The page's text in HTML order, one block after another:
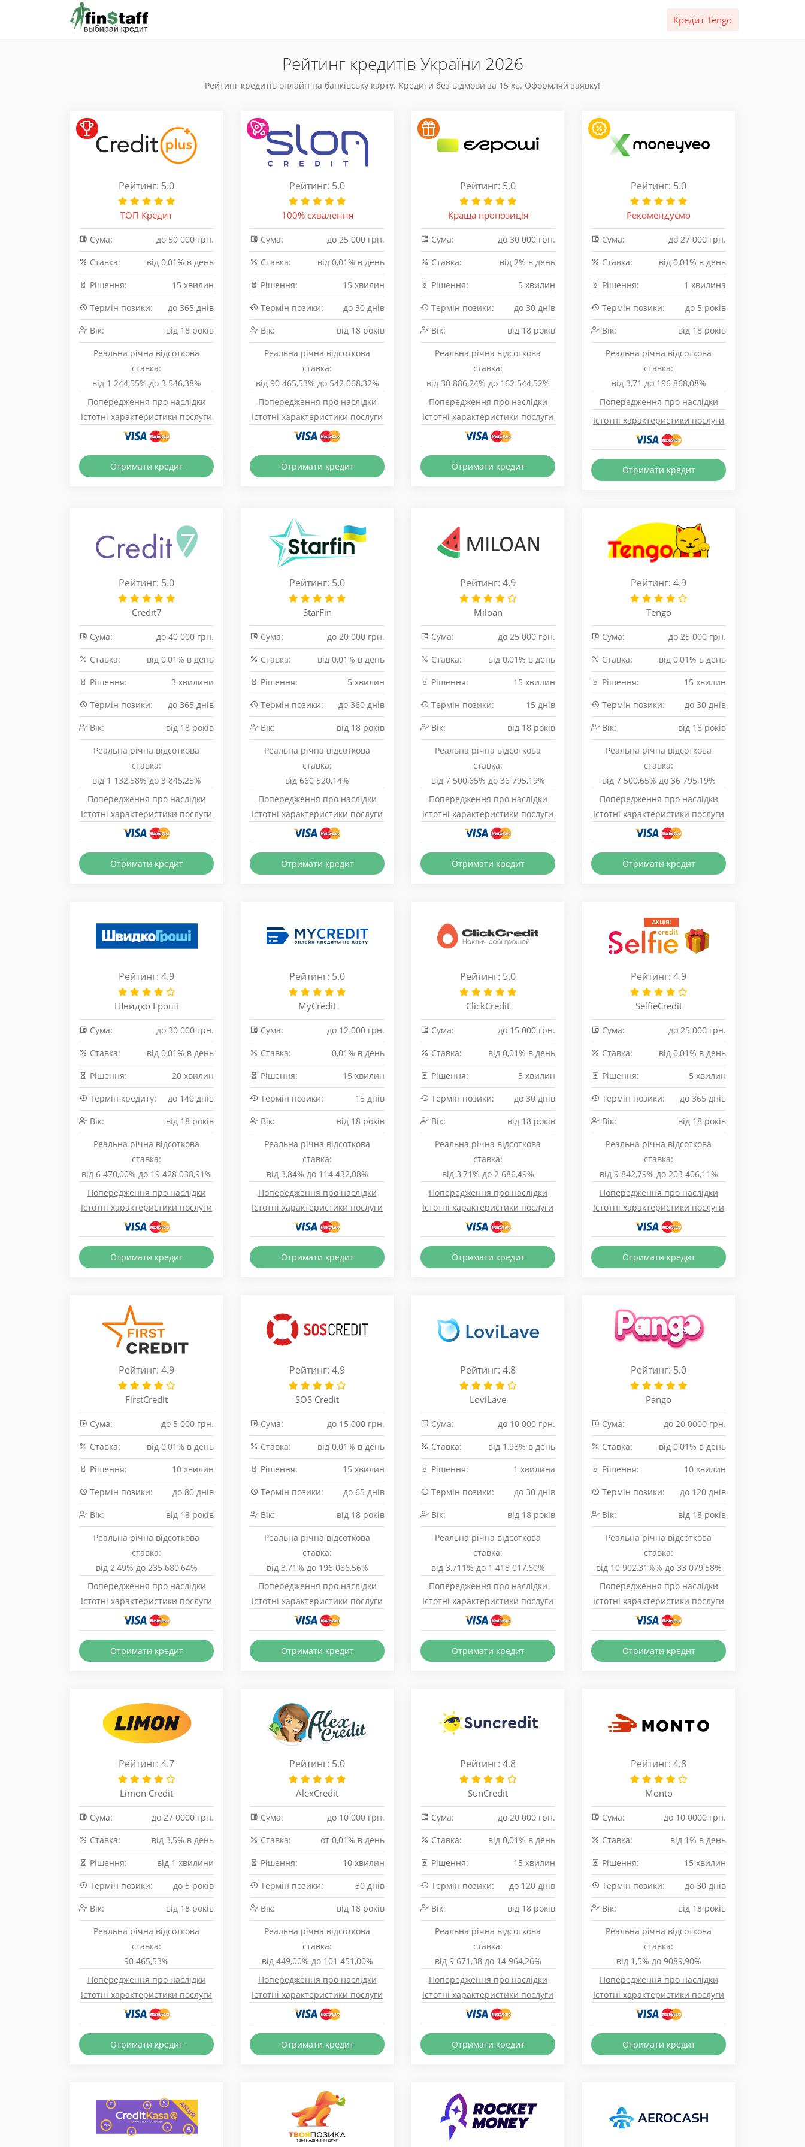
Кредит Tengo
Рейтинг кредитів України 2026
Рейтинг кредитів онлайн на банківську карту. Кредити без відмови за 15 хв. Оформляй заявку!
Рейтинг: 5.0
ТОП Кредит
Сума:
до 50 000 грн.
Cтавка:
від 0,01% в день
Рішення:
15 хвилин
Термін позики:
до 365 днів
Вік:
від 18 років
Реальна річна відсоткова
ставка:
від 1 244,55% до 3 546,38%
Попередження про наслідки
Істотні характеристики послуги
Отримати кредит
Рейтинг: 5.0
100% схвалення
Сума:
до 25 000 грн.
Cтавка:
від 0,01% в день
Рішення:
15 хвилин
Термін позики:
до 30 днів
Вік:
від 18 років
Реальна річна відсоткова
ставка:
від 90 465,53% до 542 068,32%
Попередження про наслідки
Істотні характеристики послуги
Отримати кредит
Рейтинг: 5.0
Краща пропозиція
Сума:
до 30 000 грн.
Cтавка:
від 2% в день
Рішення:
5 хвилин
Термін позики:
до 30 днів
Вік:
від 18 років
Реальна річна відсоткова
ставка:
від 30 886,24% до 162 544,52%
Попередження про наслідки
Істотні характеристики послуги
Отримати кредит
Рейтинг: 5.0
Рекомендуємо
Сума:
до 27 000 грн.
Cтавка:
від 0,01% в день
Рішення:
1 хвилина
Термін позики:
до 5 років
Вік:
від 18 років
Реальна річна відсоткова
ставка:
від 3,71 до 196 868,08%
Попередження про наслідки
Істотні характеристики послуги
Отримати кредит
Рейтинг: 5.0
Credit7
Сума:
до 40 000 грн.
Cтавка:
від 0,01% в день
Рішення:
3 хвилини
Термін позики:
до 365 днів
Вік:
від 18 років
Реальна річна відсоткова
ставка:
від 1 132,58% до 3 845,25%
Попередження про наслідки
Істотні характеристики послуги
Отримати кредит
Рейтинг: 5.0
StarFin
Сума:
до 20 000 грн.
Cтавка:
від 0,01% в день
Рішення:
5 хвилин
Термін позики:
до 360 днів
Вік:
від 18 років
Реальна річна відсоткова
ставка:
від 660 520,14%
Попередження про наслідки
Істотні характеристики послуги
Отримати кредит
Рейтинг: 4.9
Miloan
Сума:
до 25 000 грн.
Cтавка:
від 0,01% в день
Рішення:
15 хвилин
Термін позики:
15 днів
Вік:
від 18 років
Реальна річна відсоткова
ставка:
від 7 500,65% до 36 795,19%
Попередження про наслідки
Істотні характеристики послуги
Отримати кредит
Рейтинг: 4.9
Tengo
Сума:
до 25 000 грн.
Cтавка:
від 0,01% в день
Рішення:
15 хвилин
Термін позики:
до 30 днів
Вік:
від 18 років
Реальна річна відсоткова
ставка:
від 7 500,65% до 36 795,19%
Попередження про наслідки
Істотні характеристики послуги
Отримати кредит
Рейтинг: 4.9
Швидко Гроші
Сума:
до 30 000 грн.
Cтавка:
від 0,01% в день
Рішення:
20 хвилин
Термін кредиту:
до 140 днів
Вік:
від 18 років
Реальна річна відсоткова
ставка:
від 6 470,00% до 19 428 038,91%
Попередження про наслідки
Істотні характеристики послуги
Отримати кредит
Рейтинг: 5.0
MyCredit
Сума:
до 12 000 грн.
Cтавка:
0,01% в день
Рішення:
15 хвилин
Термін позики:
15 днів
Вік:
від 18 років
Реальна річна відсоткова
ставка:
від 3,84% до 114 432,08%
Попередження про наслідки
Істотні характеристики послуги
Отримати кредит
Рейтинг: 5.0
ClickCredit
Сума:
до 15 000 грн.
Cтавка:
від 0,01% в день
Рішення:
5 хвилин
Термін позики:
до 30 днів
Вік:
від 18 років
Реальна річна відсоткова
ставка:
від 3,71% до 2 686,49%
Попередження про наслідки
Істотні характеристики послуги
Отримати кредит
Рейтинг: 4.9
SelfieCredit
Сума:
до 25 000 грн.
Cтавка:
від 0,01% в день
Рішення:
5 хвилин
Термін позики:
до 365 днів
Вік:
від 18 років
Реальна річна відсоткова
ставка:
від 9 842,79% до 203 406,11%
Попередження про наслідки
Істотні характеристики послуги
Отримати кредит
Рейтинг: 4.9
FirstCredit
Сума:
до 5 000 грн.
Cтавка:
від 0,01% в день
Рішення:
10 хвилин
Термін позики:
до 80 днів
Вік:
від 18 років
Реальна річна відсоткова
ставка:
від 2,49% до 235 680,64%
Попередження про наслідки
Істотні характеристики послуги
Отримати кредит
Рейтинг: 4.9
SOS Credit
Сума:
до 15 000 грн.
Cтавка:
від 0,01% в день
Рішення:
15 хвилин
Термін позики:
до 65 днів
Вік:
від 18 років
Реальна річна відсоткова
ставка:
від 3,71% до 196 086,56%
Попередження про наслідки
Істотні характеристики послуги
Отримати кредит
Рейтинг: 4.8
LoviLave
Сума:
до 10 000 грн.
Cтавка:
від 1,98% в день
Рішення:
1 хвилина
Термін позики:
до 30 днів
Вік:
від 18 років
Реальна річна відсоткова
ставка:
від 3,711% до 1 418 017,60%
Попередження про наслідки
Істотні характеристики послуги
Отримати кредит
Рейтинг: 5.0
Pango
Сума:
до 20 0000 грн.
Cтавка:
від 0,01% в день
Рішення:
10 хвилин
Термін позики:
до 120 днів
Вік:
від 18 років
Реальна річна відсоткова
ставка:
від 10 902,31%% до 33 079,58%
Попередження про наслідки
Істотні характеристики послуги
Отримати кредит
Рейтинг: 4.7
Limon Credit
Сума:
до 27 0000 грн.
Cтавка:
від 3,5% в день
Рішення:
від 1 хвилини
Термін позики:
до 5 років
Вік:
від 18 років
Реальна річна відсоткова
ставка:
90 465,53%
Попередження про наслідки
Істотні характеристики послуги
Отримати кредит
Рейтинг: 5.0
AlexCredit
Сума:
до 10 000 грн.
Cтавка:
от 0,01% в день
Рішення:
10 хвилин
Термін позики:
30 днів
Вік:
від 18 років
Реальна річна відсоткова
ставка:
від 449,00% до 101 451,00%
Попередження про наслідки
Істотні характеристики послуги
Отримати кредит
Рейтинг: 4.8
SunCredit
Сума:
до 20 000 грн.
Cтавка:
від 0,01% в день
Рішення:
15 хвилин
Термін позики:
до 120 днів
Вік:
від 18 років
Реальна річна відсоткова
ставка:
від 9 671,38 до 14 964,26%
Попередження про наслідки
Істотні характеристики послуги
Отримати кредит
Рейтинг: 4.8
Monto
Сума:
до 10 0000 грн.
Cтавка:
від 1% в день
Рішення:
15 хвилин
Термін позики:
до 30 днів
Вік:
від 18 років
Реальна річна відсоткова
ставка:
від 1,5% до 9089,90%
Попередження про наслідки
Істотні характеристики послуги
Отримати кредит